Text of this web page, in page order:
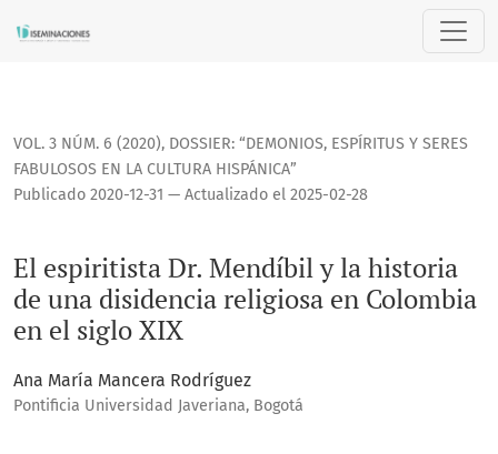
El espiritista Dr. Mendíbil y la historia de una disidencia
VOL. 3 NÚM. 6 (2020), DOSSIER: “DEMONIOS, ESPÍRITUS Y SERES
FABULOSOS EN LA CULTURA HISPÁNICA”
El espiritista Dr. Mendíbil y la historia
de una disidencia religiosa en Colombia
en el siglo XIX
Publicado 2020-12-31 — Actualizado el 2025-02-28
Ana María Mancera Rodríguez
Pontificia Universidad Javeriana, Bogotá